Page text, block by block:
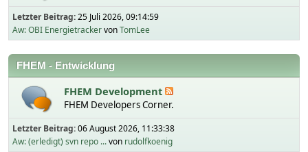
Letzter Beitrag:25 Juli 2026, 09:14:59
Aw: OBI EnergietrackervonTomLee
FHEM - Entwicklung
FHEM Development
FHEM Developers Corner.
Letzter Beitrag:06 August 2026, 11:33:38
Aw: (erledigt) svn repo ...von rudolfkoenig